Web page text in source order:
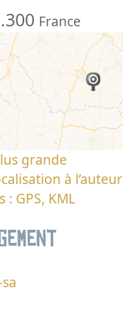
France
grande
à l’auteur
GPS, KML